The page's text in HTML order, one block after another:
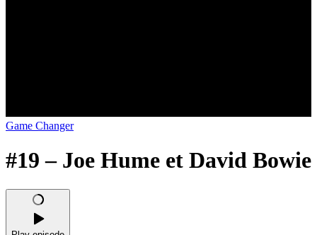
Game Changer
#19 – Joe Hume et David Bowie